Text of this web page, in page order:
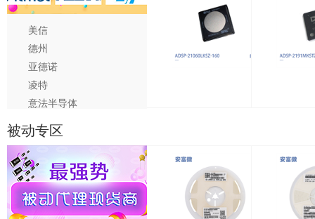
美信
德州
亚德诺
凌特
意法半导体
赛灵思
阿尔特拉
恩智浦
XC7K325T-2FFG900I
被动专区